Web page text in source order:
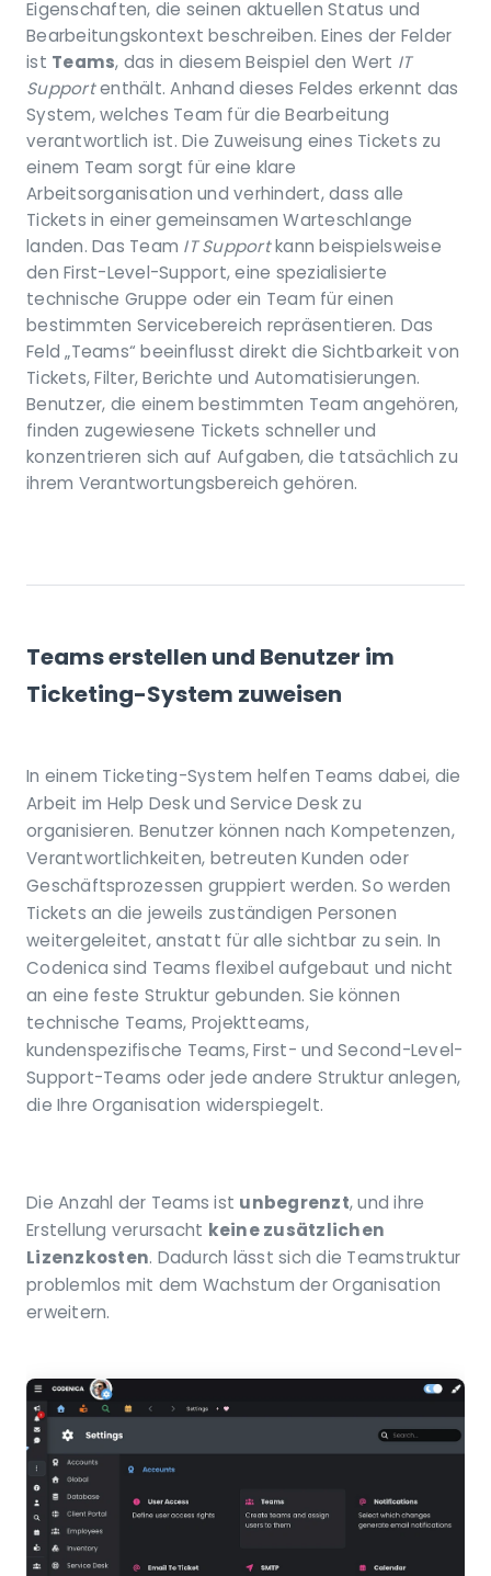
Eigenschaften, die seinen aktuellen Status und
Bearbeitungskontext beschreiben. Eines der Felder
ist Teams, das in diesem Beispiel den Wert IT
Supportenthält. Anhand dieses Feldes erkennt das
System, welches Team für die Bearbeitung
verantwortlich ist. Die Zuweisung eines Tickets zu
einem Team sorgt für eine klare
Arbeitsorganisation und verhindert, dass alle
Tickets in einer gemeinsamen Warteschlange
landen. Das Team IT Supportkann beispielsweise
den First-Level-Support, eine spezialisierte
technische Gruppe oder ein Team für einen
bestimmten Servicebereich repräsentieren. Das
Feld „Teams“ beeinflusst direkt die Sichtbarkeit von
Tickets, Filter, Berichte und Automatisierungen.
Benutzer, die einem bestimmten Team angehören,
finden zugewiesene Tickets schneller und
konzentrieren sich auf Aufgaben, die tatsächlich zu
ihrem Verantwortungsbereich gehören.
Teams erstellen und Benutzer im
Ticketing-System zuweisen
In einem Ticketing-System helfen Teams dabei, die
Arbeit im Help Desk und Service Desk zu
organisieren. Benutzer können nach Kompetenzen,
Verantwortlichkeiten, betreuten Kunden oder
Geschäftsprozessen gruppiert werden. So werden
Tickets an die jeweils zuständigen Personen
weitergeleitet, anstatt für alle sichtbar zu sein. In
Codenica sind Teams flexibel aufgebaut und nicht
an eine feste Struktur gebunden. Sie können
technische Teams, Projektteams,
kundenspezifische Teams, First- und Second-Level-
Support-Teams oder jede andere Struktur anlegen,
die Ihre Organisation widerspiegelt.
Die Anzahl der Teams ist unbegrenzt, und ihre
Erstellung verursacht keine zusätzlichen
Lizenzkosten. Dadurch lässt sich die Teamstruktur
problemlos mit dem Wachstum der Organisation
erweitern.